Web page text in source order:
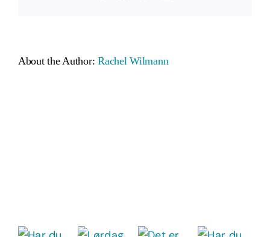
About the Author:Rachel Wilmann